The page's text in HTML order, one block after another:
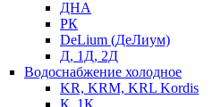
ДНА
РК
DeLium (ДеЛиум)
Д, 1Д, 2Д
Водоснабжение холодное
KR, KRM, KRL Kordis
К, 1К